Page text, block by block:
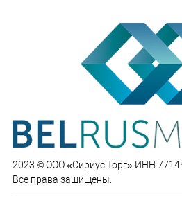
2023 © ООО «Сириус Торг» ИНН
Все права защищены.